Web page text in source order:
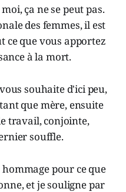
ça ne se peut pas.
des femmes, il est
ce que vous apportez
à la mort.
souhaite d'ici peu,
que mère, ensuite
travail, conjointe,
souffle.
pour ce que
et je souligne par